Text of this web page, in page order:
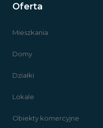
Oferta
Mieszkania
Domy
Działki
Lokale
Obiekty komercyjne